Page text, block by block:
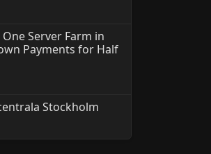
One Server Farm in
Payments for Half
Stockholm